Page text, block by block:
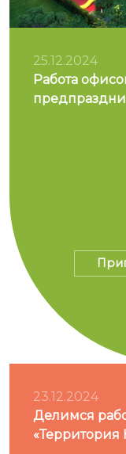
25.12.2024
Работа
23.12.2024
Делимся
«Территория